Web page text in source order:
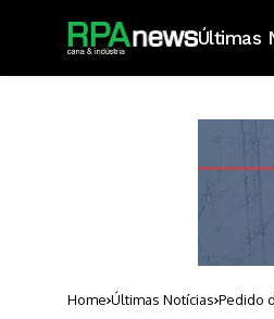
Últimas
Home Últimas Notícias Pedido